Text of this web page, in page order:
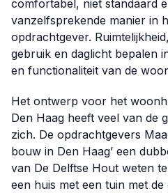
comfortabel, niet standaard
vanzelfsprekende manier in
opdrachtgever.
gebruik en daglicht bepalen
en functionaliteit van de
Het ontwerp voor het
Den Haag heeft veel van de
zich. De opdrachtgevers
bouw in Den Haag’ een
van De Delftse Hout weten
een huis met een tuin met